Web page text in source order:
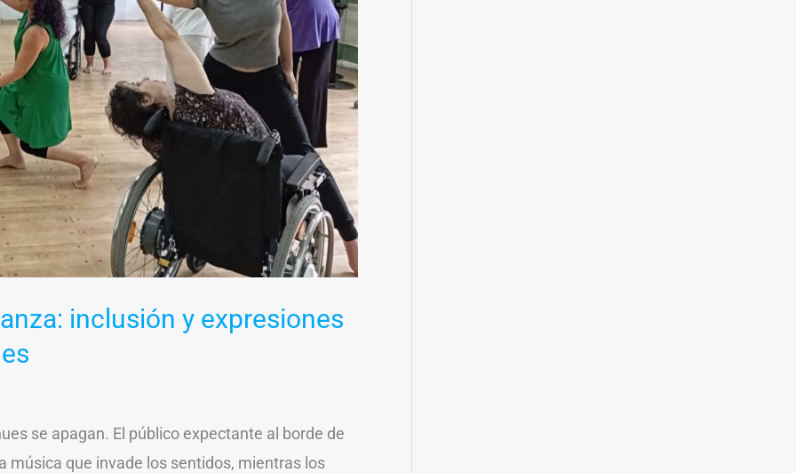
inclusión y expresiones
se apagan. El público expectante al borde de
música que invade los sentidos, mientras los